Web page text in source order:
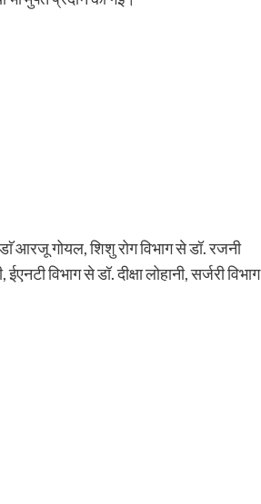
डाॅ आरजू गोयल, शिशु रोग विभाग से डॉ. रजनी
विभाग से डॉ. दीक्षा लोहानी, सर्जरी विभाग